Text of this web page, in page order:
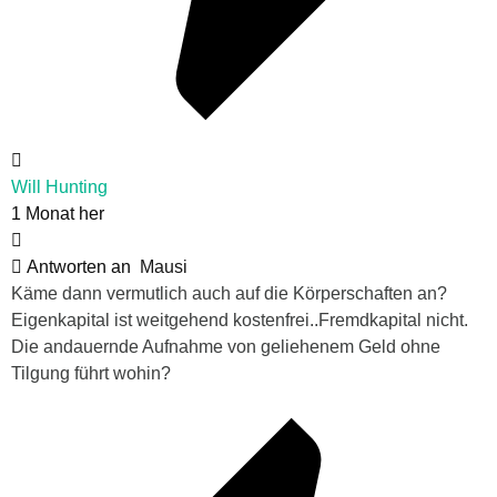
Will Hunting
1 Monat her
Antworten an
Mausi
Käme dann vermutlich auch auf die Körperschaften an?
Eigenkapital ist weitgehend kostenfrei..Fremdkapital nicht.
Die andauernde Aufnahme von geliehenem Geld ohne
Tilgung führt wohin?